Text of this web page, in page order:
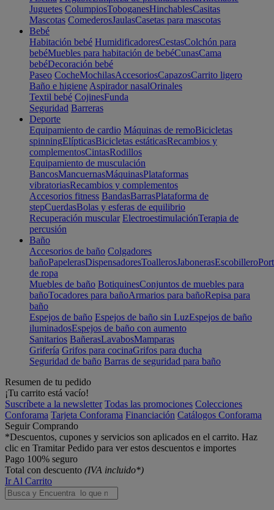
Juguetes ColumpiosToboganesHinchablesCasitas
Mascotas ComederosJaulasCasetas para mascotas
Bebé
Habitación bebé HumidificadoresCestasColchón para
bebéMuebles para habitación de bebéCunasCama
bebéDecoración bebé
Paseo CocheMochilasAccesoriosCapazosCarrito ligero
Baño e higiene Aspirador nasalOrinales
Textil bebé CojinesFunda
Seguridad Barreras
Deporte
Equipamiento de cardio Máquinas de remoBicicletas
spinningElípticasBicicletas estáticasRecambios y
complementosCintasRodillos
Equipamiento de musculación
BancosMancuernasMáquinasPlataformas
vibratoriasRecambios y complementos
Accesorios fitness BandasBarrasPlataforma de
stepCuerdasBolas y esferas de equilibrio
Recuperación muscular ElectroestimulaciónTerapia de
percusión
Baño
Accesorios de baño Colgadores
bañoPapelerasDispensadoresToallerosJabonerasEscobillero
de ropa
Muebles de baño BotiquinesConjuntos de muebles para
bañoTocadores para bañoArmarios para bañoRepisa para
baño
Espejos de baño Espejos de baño sin LuzEspejos de baño
iluminadosEspejos de baño con aumento
Sanitarios BañerasLavabosMamparas
Grifería Grifos para cocinaGrifos para ducha
Seguridad de baño Barras de seguridad para baño
Resumen de tu pedido
¡Tu carrito está vacío!
Suscríbete a la newsletter Todas las promociones Colecciones
Conforama Tarjeta Conforama Financiación Catálogos Conforama
Seguir Comprando
*Descuentos, cupones y servicios son aplicados en el carrito. Haz
clic en Tramitar Pedido para ver estos descuentos e importes
Pago 100% seguro
Total con descuento (IVA incluido*)
Ir Al Carrito